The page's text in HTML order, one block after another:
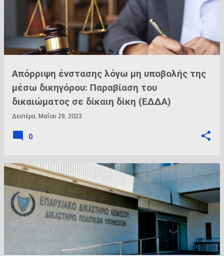
Απόρριψη ένστασης λόγω μη υποβολής της
μέσω δικηγόρου: Παραβίαση του
δικαιώματος σε δίκαιη δίκη (ΕΔΔΑ)
Δευτέρα, Μαΐου 29, 2023
0